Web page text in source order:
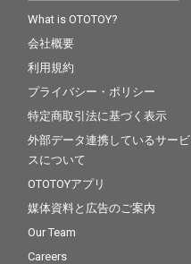
What is OTOTOY?
会社概要
利用規約
プライバシー・ポリシー
特定商取引法に基づく表示
外部データ連携しているサービ
スについて
OTOTOYアプリ
媒体資料と広告のご案内
Our Team
Careers